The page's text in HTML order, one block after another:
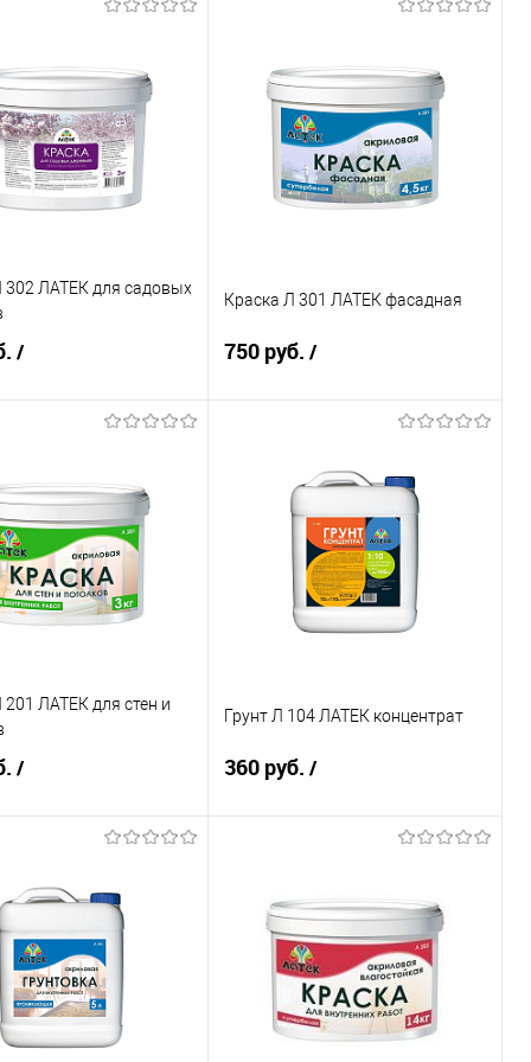
в 1 клик
Сравнение
Недоступно
Купить в 1 клик
Сравнение
В избранное
Недоступно
Элемент каталога:
5 л
302 ЛАТЕК для садовых
/
в 1 клик
Сравнение
Недоступно
Краска Л 301 ЛАТЕК фасадная
750 руб./
Купить в 1 клик
Сравнение
В избранное
Недоступно
Элемент каталога:
Краска Л 301 ЛАТЕК
4,5 кг
201 ЛАТЕК для стен и
/
в 1 клик
Сравнение
Недоступно
201 ЛАТЕК для стен
Грунт Л 104 ЛАТЕК концентрат
360 руб./
Купить в 1 клик
Сравнение
В избранное
Недоступно
Элемент каталога: